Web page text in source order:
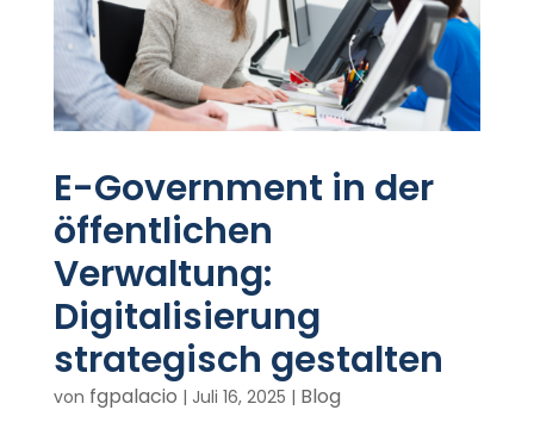
E-Government in der
öffentlichen
Verwaltung:
Digitalisierung
strategisch gestalten
von fgpalacio | Juli 16, 2025 | Blog